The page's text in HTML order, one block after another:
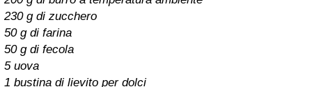
230 g di zucchero
50 g di farina
50 g di fecola
5 uova
1 bustina di lievito per dolci